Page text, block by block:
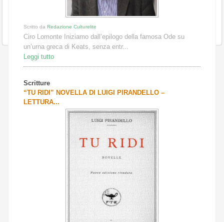
Scritto da Redazione Culturelite
Ciro Lomonte Iniziamo dall’epilogo della famosa Ode su
un’urna greca di Keats, senza entr...
Leggi tutto
Scritture
“TU RIDI” NOVELLA DI LUIGI PIRANDELLO –
LETTURA...